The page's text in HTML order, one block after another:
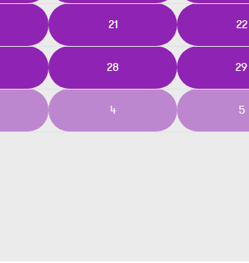
21 22
28 29
4 5